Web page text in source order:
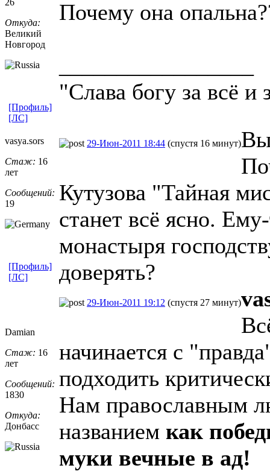
Откуда:
Великий
Новгород
Почему она
"Слава богу за всё и
[Профиль]
[ЛС]
vasya.sors
Стаж: 16
лет
Сообщений:
19
29-Июн-2011 18:44 (спустя 16 минут)
Кутузова "Тайная
станет всё ясно.
монастыря
доверять?
[Профиль]
[ЛС]
Damian
Стаж: 16
лет
Сообщений:
1830
Откуда:
Донбасс
29-Июн-2011 19:12 (спустя 27 минут)
начинается с
подходить
Нам православным
названием как
муки вечные в ад!